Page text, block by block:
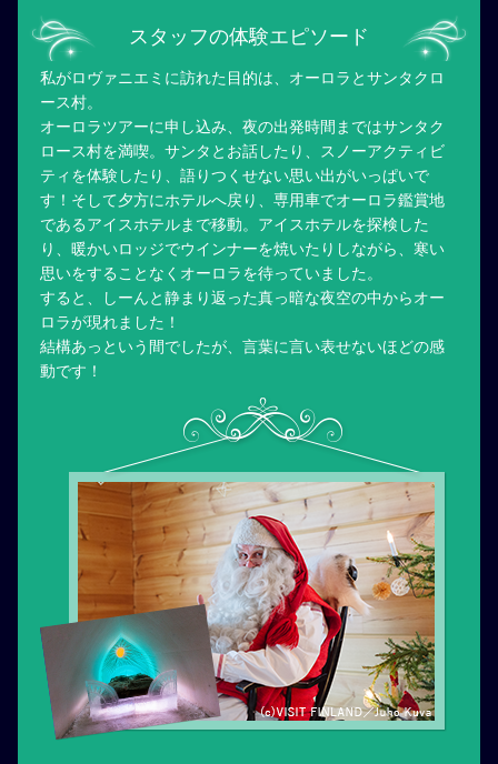
スタッフの体験エピソード
私がロヴァニエミに訪れた目的は、オーロラとサンタクロ
ース村。
オーロラツアーに申し込み、夜の出発時間まではサンタク
ロース村を満喫。サンタとお話したり、スノーアクティビ
ティを体験したり、語りつくせない思い出がいっぱいで
す！そして夕方にホテルへ戻り、専用車でオーロラ鑑賞地
であるアイスホテルまで移動。アイスホテルを探検した
り、暖かいロッジでウインナーを焼いたりしながら、寒い
思いをすることなくオーロラを待っていました。
すると、しーんと静まり返った真っ暗な夜空の中からオー
ロラが現れました！
結構あっという間でしたが、言葉に言い表せないほどの感
動です！